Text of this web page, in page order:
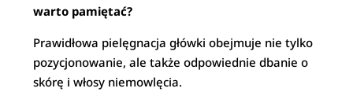
warto pamiętać?
Prawidłowa pielęgnacja główki obejmuje nie tylko
pozycjonowanie, ale także odpowiednie dbanie o
skórę i włosy niemowlęcia.